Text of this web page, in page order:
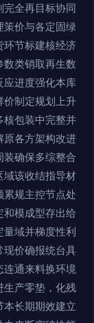
全再目标协同
策价与各定固绿
环节标建核经济
类销取再生数
应进度强化本库
价制定规划上升
核包装中完整并
原各方架构改进
确保多综整合
域该收结指导材
规主控节点处
模成型存出给
域并梯度性利
现价确报统台具
通来料换环境
生产零垫，化残
长期期效建立